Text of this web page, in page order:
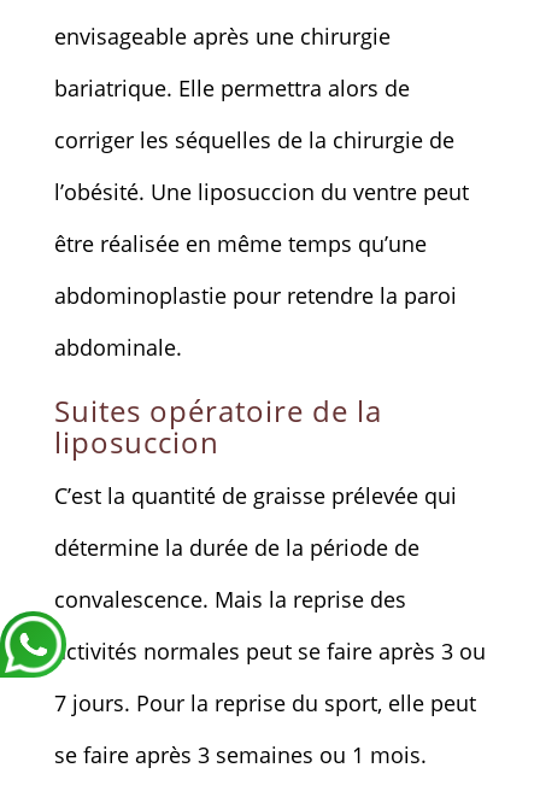
envisageable après une chirurgie
bariatrique. Elle permettra alors de
corriger les séquelles de la chirurgie de
l’obésité. Une liposuccion du ventre peut
être réalisée en même temps qu’une
abdominoplastie pour retendre la paroi
abdominale.
Suites opératoire de la
liposuccion
C’est la quantité de graisse prélevée qui
détermine la durée de la période de
convalescence. Mais la reprise des
activités normales peut se faire après 3 ou
7 jours. Pour la reprise du sport, elle peut
se faire après 3 semaines ou 1 mois.